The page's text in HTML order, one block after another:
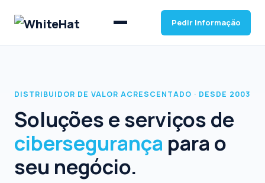
Pedir Informação
DISTRIBUIDOR DE VALOR ACRESCENTADO · DESDE 2003
Soluções e serviços de
cibersegurança para o
seu negócio.